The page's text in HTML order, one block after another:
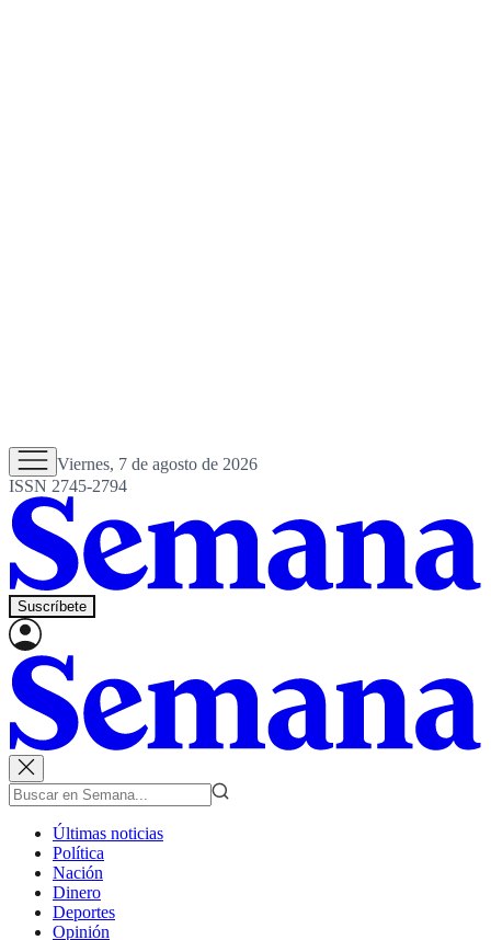
Viernes, 7 de agosto de 2026
ISSN 2745-2794
Suscríbete
Últimas noticias
Política
Nación
Dinero
Deportes
Opinión